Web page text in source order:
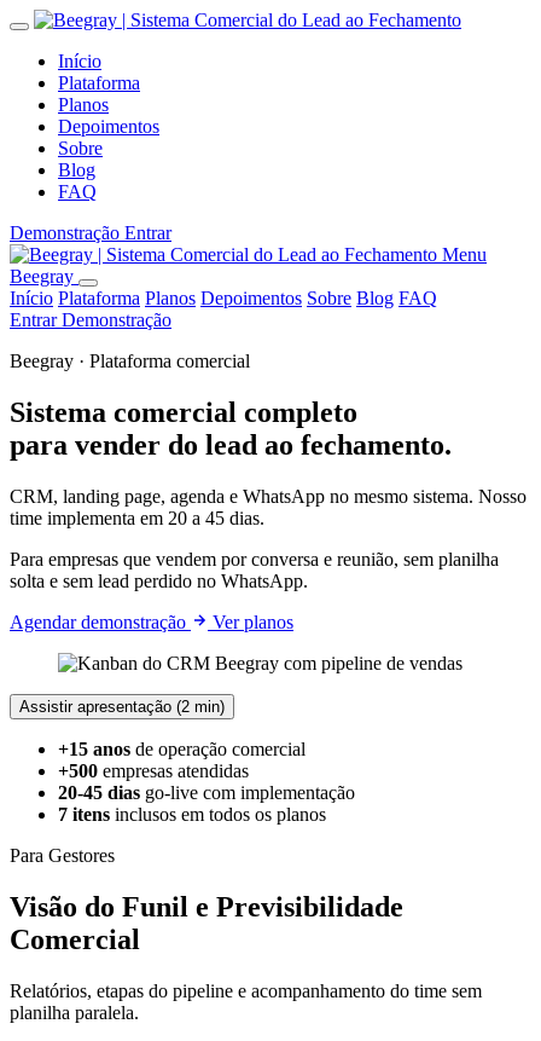
Início
Plataforma
Planos
Depoimentos
Sobre
Blog
FAQ
Demonstração Entrar
Menu
Beegray
Início Plataforma Planos Depoimentos Sobre Blog FAQ
EntrarDemonstração
Beegray · Plataforma comercial
Sistema comercial completo
para vender do lead ao fechamento.
CRM, landing page, agenda e WhatsApp no mesmo sistema. Nosso
time implementa em 20 a 45 dias.
Para empresas que vendem por conversa e reunião, sem planilha
solta e sem lead perdido no WhatsApp.
Agendar demonstração
Ver planos
Assistir apresentação (2 min)
+15 anos de operação comercial
+500 empresas atendidas
20-45 dias go-live com implementação
7 itens inclusos em todos os planos
Para Gestores
Visão do Funil e Previsibilidade
Comercial
Relatórios, etapas do pipeline e acompanhamento do time sem
planilha paralela.